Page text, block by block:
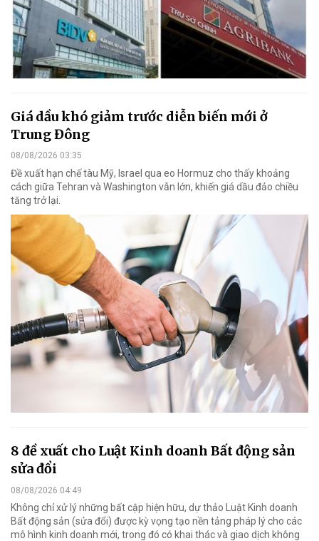
Giá dầu khó giảm trước diễn biến mới ở
Trung Đông
08/08/2026 03:35
Đề xuất hạn chế tàu Mỹ, Israel qua eo Hormuz cho thấy khoảng
cách giữa Tehran và Washington vẫn lớn, khiến giá dầu đảo chiều
tăng trở lại.
8 đề xuất cho Luật Kinh doanh Bất động sản
sửa đổi
08/08/2026 04:49
Không chỉ xử lý những bất cập hiện hữu, dự thảo Luật Kinh doanh
Bất động sản (sửa đổi) được kỳ vọng tạo nền tảng pháp lý cho các
mô hình kinh doanh mới, trong đó có khai thác và giao dịch không